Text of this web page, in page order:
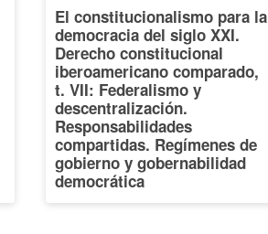
El constitucionalismo para la
democracia del siglo XXI.
Derecho constitucional
iberoamericano comparado,
t. VII: Federalismo y
descentralización.
Responsabilidades
compartidas. Regímenes de
gobierno y gobernabilidad
democrática